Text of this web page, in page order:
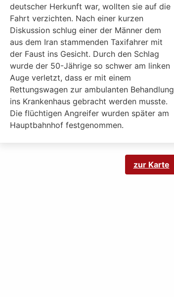
deutscher Herkunft war, wollten sie auf die
Fahrt verzichten. Nach einer kurzen
Diskussion schlug einer der Männer dem
aus dem Iran stammenden Taxifahrer mit
der Faust ins Gesicht. Durch den Schlag
wurde der 50-Jährige so schwer am linken
Auge verletzt, dass er mit einem
Rettungswagen zur ambulanten Behandlung
ins Krankenhaus gebracht werden musste.
Die flüchtigen Angreifer wurden später am
Hauptbahnhof festgenommen.
zur Karte